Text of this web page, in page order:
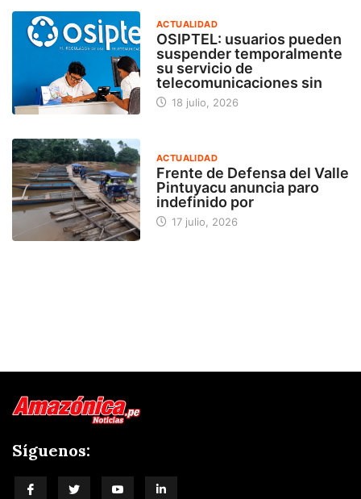
ACTUALIDAD
OSIPTEL: usuarios pueden
suspender temporalmente
su servicio de
telecomunicaciones sin
18 julio, 2026
ACTUALIDAD
Frente de Defensa del Valle
Pintuyacu anuncia paro
indefinido por
17 julio, 2026
Síguenos: